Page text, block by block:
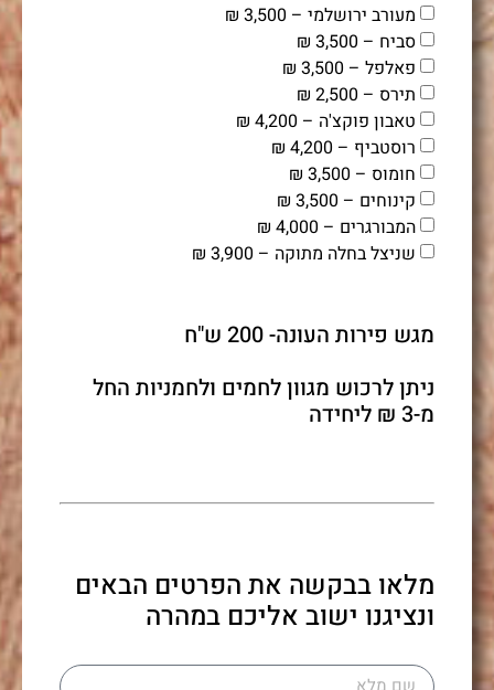
מעורב ירושלמי – 3,500 ₪
סביח – 3,500 ₪
פאלפל – 3,500 ₪
תירס – 2,500 ₪
טאבון פוקצ'ה – 4,200 ₪
רוסטביף – 4,200 ₪
חומוס – 3,500 ₪
קינוחים – 3,500 ₪
המבורגרים – 4,000 ₪
שניצל בחלה מתוקה – 3,900 ₪
מגש פירות העונה- 200 ש"ח
ניתן לרכוש מגוון לחמים ולחמניות החל
מ-3 ₪ ליחידה
מלאו בבקשה את הפרטים הבאים
ונציגנו ישוב אליכם במהרה